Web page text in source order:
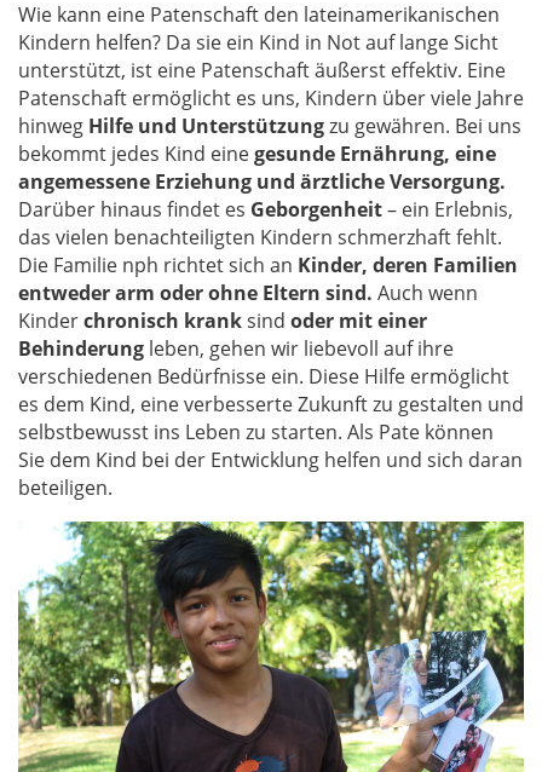
Wie kann eine Patenschaft den lateinamerikanischen
Kindern helfen? Da sie ein Kind in Not auf lange Sicht
unterstützt, ist eine Patenschaft äußerst effektiv. Eine
Patenschaft ermöglicht es uns, Kindern über viele Jahre
hinweg Hilfe und Unterstützungzu gewähren. Bei uns
bekommt jedes Kind einegesunde Ernährung, eine
angemessene Erziehung und ärztliche Versorgung.
Darüber hinaus findet es Geborgenheit– ein Erlebnis,
das vielen benachteiligten Kindern schmerzhaft fehlt.
Die Familie nph richtet sich an Kinder, deren Familien
entweder arm oder ohne Eltern sind. Auch wenn
Kinderchronisch kranksind oder mit einer
Behinderung leben, gehen wir liebevoll auf ihre
verschiedenen Bedürfnisse ein. Diese Hilfe ermöglicht
es dem Kind, eine verbesserte Zukunft zu gestalten und
selbstbewusst ins Leben zu starten. Als Pate können
Sie dem Kind bei der Entwicklung helfen und sich daran
beteiligen.